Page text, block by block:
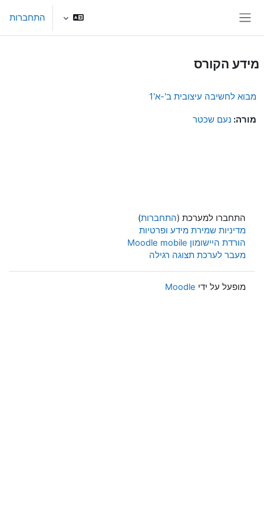
התחברות
מידע הקורס
מבוא לחשיבה עיצובית ב'-א'1
מורה: נעם שכטר
התחברו למערכת (התחברות)
מדיניות שמירת מידע ופרטיות
הורדת היישומון Moodle mobile
מעבר לערכת תצוגה רגילה
מופעל על ידי Moodle